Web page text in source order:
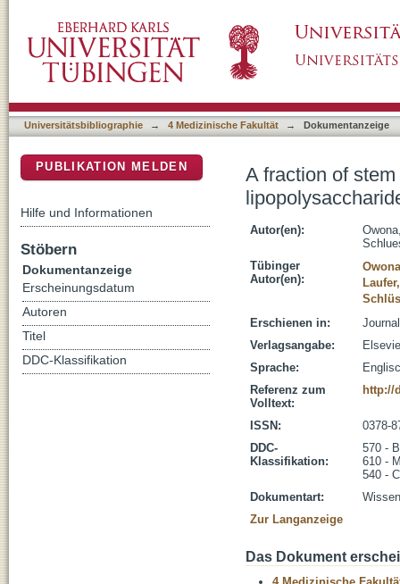
inflammation in RAW 264.7 cells
Universitätsbibliographie → 4 Medizinische Fakultät → Dokumentanzeige
A fraction of
Autor(en):
Tübinger
Autor(en):
Erschienen in:
Verlagsangabe:
Sprache:
Referenz zum
Volltext:
http://
ISSN:
0378-
DDC-
Klassifikation:
570 -
610 -
540 -
Dokumentart:
Zur Langanzeige
Das Dokument
PUBLIKATION MELDEN
Hilfe und Informationen
Stöbern
Dokumentanzeige
Erscheinungsdatum
Autoren
Titel
DDC-Klassifikation